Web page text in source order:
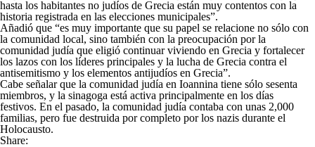
hasta los habitantes no judíos de Grecia están muy contentos con la
historia registrada en las elecciones municipales”.
Añadió que “es muy importante que su papel se relacione no sólo con
la comunidad local, sino también con la preocupación por la
comunidad judía que eligió continuar viviendo en Grecia y fortalecer
los lazos con los líderes principales y la lucha de Grecia contra el
antisemitismo y los elementos antijudíos en Grecia”.
Cabe señalar que la comunidad judía en Ioannina tiene sólo sesenta
miembros, y la sinagoga está activa principalmente en los días
festivos. En el pasado, la comunidad judía contaba con unas 2,000
familias, pero fue destruida por completo por los nazis durante el
Holocausto.
Share: